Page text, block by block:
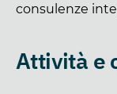
consulenze
Attività e